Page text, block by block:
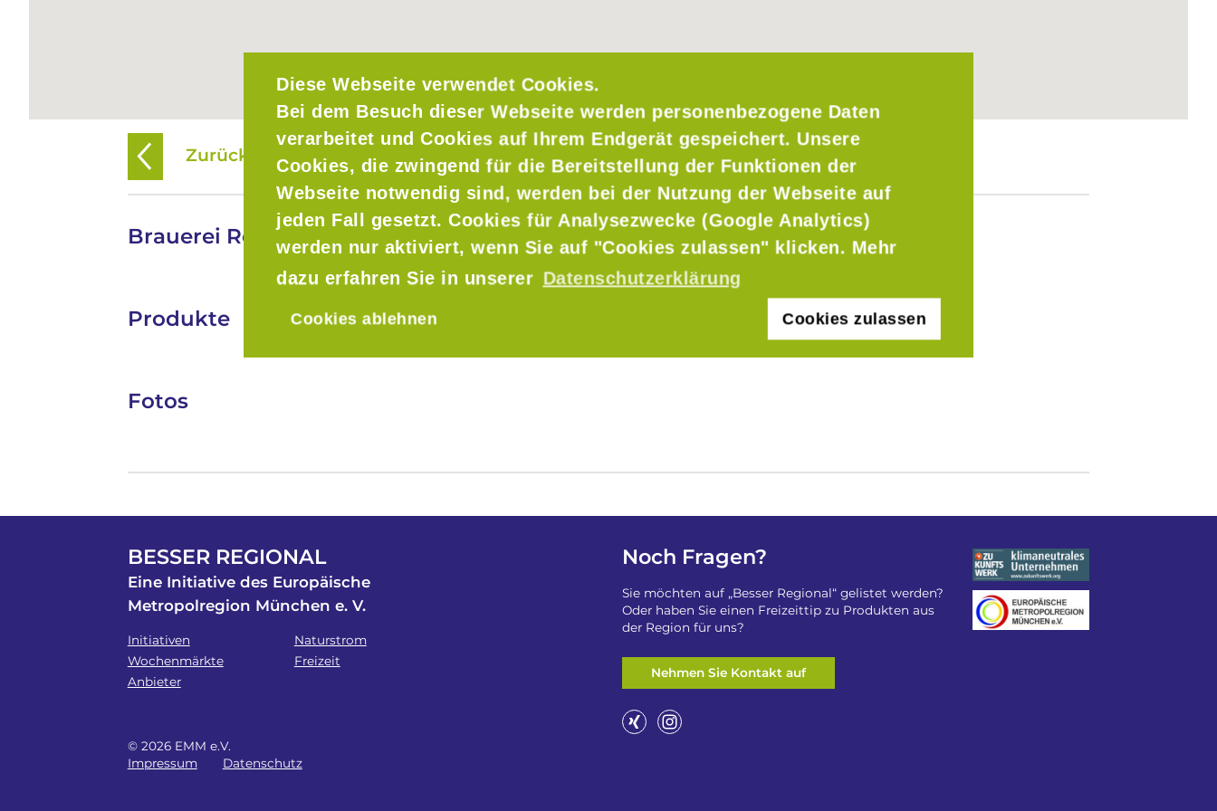
Diese Webseite verwendet Cookies.
Bei dem Besuch dieser Webseite werden personenbezogene Daten
verarbeitet und Cookies auf Ihrem Endgerät gespeichert. Unsere
Cookies, die zwingend für die Bereitstellung der Funktionen der
Webseite notwendig sind, werden bei der Nutzung der Webseite auf
jeden Fall gesetzt. Cookies für Analysezwecke (Google Analytics)
werden nur aktiviert, wenn Sie auf "Cookies zulassen" klicken. Mehr
dazu erfahren Sie in unserer Datenschutzerklärung
Cookies ablehnen Cookies zulassen
Zurück zur Übersicht
Brauerei Rothmoos
Produkte
Fotos
BESSER REGIONAL
Eine Initiative des Europäische
Metropolregion München e. V.
Initiativen
Wochenmärkte
Anbieter
Naturstrom
Freizeit
© 2026 EMM e.V.
Impressum
Datenschutz
Noch Fragen?
Sie möchten auf „Besser Regional“ gelistet werden?
Oder haben Sie einen Freizeittip zu Produkten aus
der Region für uns?
Nehmen Sie Kontakt auf